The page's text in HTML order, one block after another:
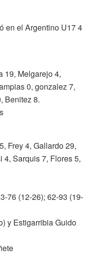
19, Melgarejo 4,
0, gonzalez 7,
Benitez 8.
Frey 4, Gallardo 29,
4, Sarquis 7, Flores 5,
76 (12-26); 62-93 (19-
y Estigarribia Guido